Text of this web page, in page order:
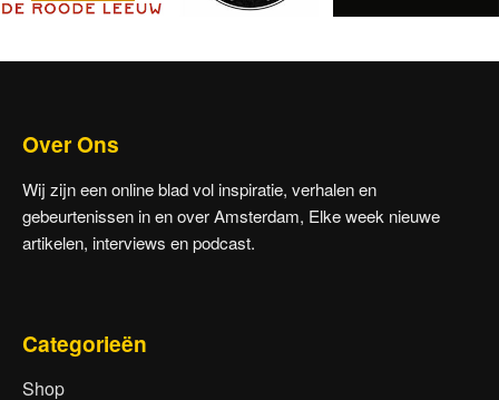
Over Ons
Wij zijn een online blad vol inspiratie, verhalen en
gebeurtenissen in en over Amsterdam, Elke week nieuwe
artikelen, interviews en podcast.
Categorieën
Shop